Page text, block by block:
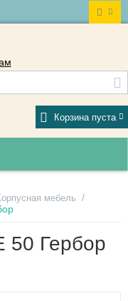
Корзина пуста
мебель /
50 Гербор